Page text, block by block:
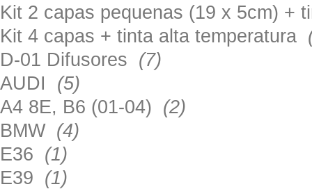
Kit 2 capas pequenas (19 x 5cm) +
Kit 4 capas + tinta alta temperatura
D-01 Difusores (7)
AUDI (5)
A4 8E, B6 (01-04) (2)
BMW (4)
E36 (1)
E39 (1)